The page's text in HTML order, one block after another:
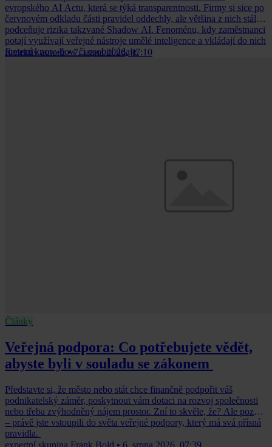
evropského AI Actu, která se týká transparentnosti. Firmy si sice po
červnovém odkladu části pravidel oddechly, ale většina z nich stále
podceňuje rizika takzvané Shadow AI. Fenoménu, kdy zaměstnanci
potají využívají veřejné nástroje umělé inteligence a vkládají do nich
firemní know-how či osobní údaje.
Kolektiv autorů • 7. srpna 2026, 07:10
Články
Veřejná podpora: Co potřebujete vědět,
abyste byli v souladu se zákonem
Představte si, že město nebo stát chce finančně podpořit váš
podnikatelský záměr, poskytnout vám dotaci na rozvoj společnosti
nebo třeba zvýhodněný nájem prostor. Zní to skvěle, že? Ale pozor
– právě jste vstoupili do světa veřejné podpory, který má svá přísná
pravidla.
expertní skupina Frank Bold • 6. srpna 2026, 07:39